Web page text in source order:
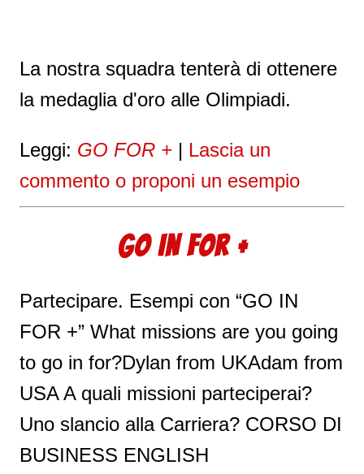
La nostra squadra tenterà di ottenere
la medaglia d'oro alle Olimpiadi.
Leggi: GO FOR + | Lascia un
commento o proponi un esempio
GO IN FOR +
Partecipare. Esempi con “GO IN
FOR +” What missions are you going
to go in for?Dylan from UKAdam from
USA A quali missioni parteciperai?
Uno slancio alla Carriera? CORSO DI
BUSINESS ENGLISH